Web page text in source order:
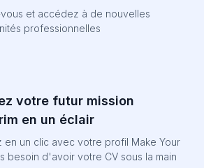
et accédez à de nouvelles
professionnelles
votre futur mission
en un éclair
en un clic avec votre profil Make Your
besoin d'avoir votre CV sous la main